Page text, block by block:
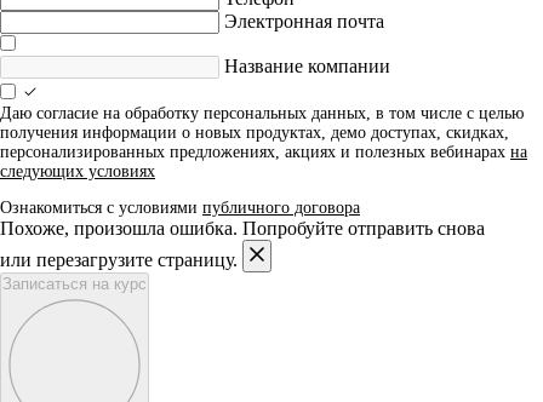
Электронная почта
Название компании
Даю согласие на обработку персональных данных, в том числе с целью
получения информации о новых продуктах, демо доступах, скидках,
персонализированных предложениях, акциях и полезных вебинарах на
следующих условиях
Ознакомиться с условиями публичного договора
Похоже, произошла ошибка. Попробуйте отправить снова
или перезагрузите страницу.
Записаться на курс